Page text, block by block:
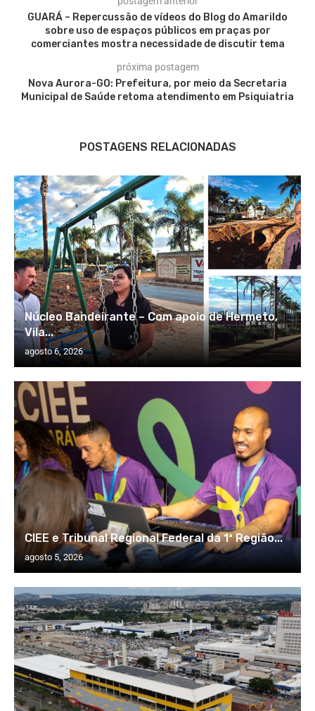
GUARÁ – Repercussão de vídeos do Blog do Amarildo
sobre uso de espaços públicos em praças por
comerciantes mostra necessidade de discutir tema
próxima postagem
Nova Aurora-GO: Prefeitura, por meio da Secretaria
Municipal de Saúde retoma atendimento em Psiquiatria
POSTAGENS RELACIONADAS
Núcleo Bandeirante – Com apoio de Hermeto,
Vila...
agosto 6, 2026
CIEE e Tribunal Regional Federal da 1ª Região...
agosto 5, 2026